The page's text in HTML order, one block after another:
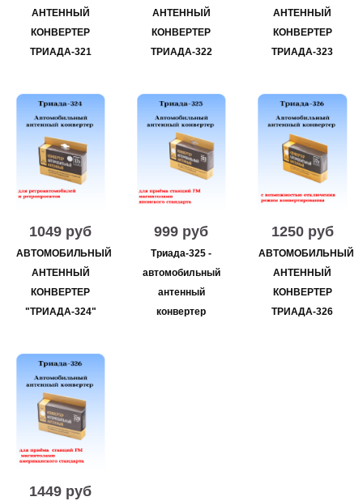
АНТЕННЫЙ
КОНВЕРТЕР
ТРИАДА-321
АНТЕННЫЙ
КОНВЕРТЕР
ТРИАДА-322
АНТЕННЫЙ
КОНВЕРТЕР
ТРИАДА-323
1049 руб
АВТОМОБИЛЬНЫЙ
АНТЕННЫЙ
КОНВЕРТЕР
"ТРИАДА-324"
999 руб
Триада-325 -
автомобильный
антенный
конвертер
1250 руб
АВТОМОБИЛЬНЫЙ
АНТЕННЫЙ
КОНВЕРТЕР
ТРИАДА-326
1449 руб